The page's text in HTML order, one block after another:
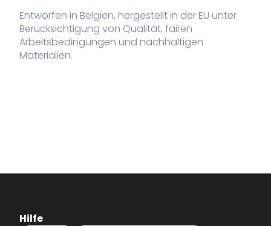
Entworfen in Belgien, hergestellt in der EU unter
Berücksichtigung von Qualität, fairen
Arbeitsbedingungen und nachhaltigen
Materialien.
Hilfe